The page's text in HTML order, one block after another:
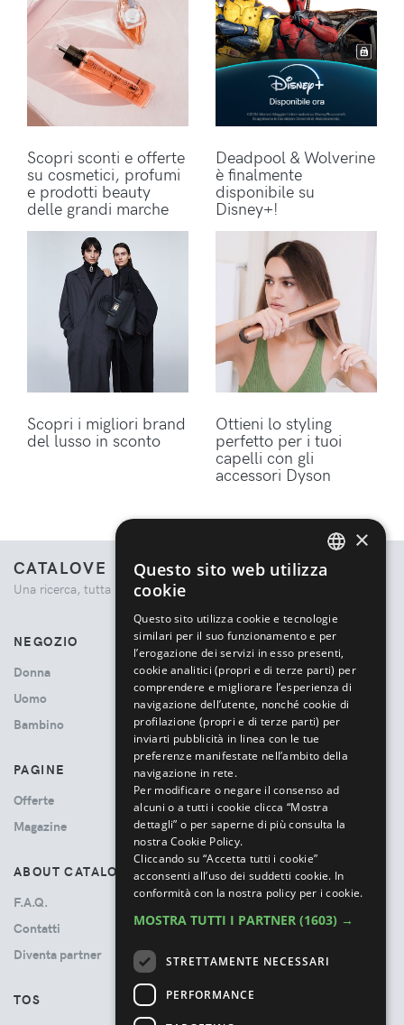
Scopri sconti e offerte
su cosmetici, profumi
e prodotti beauty
delle grandi marche
Deadpool & Wolverine
è finalmente
disponibile su
Disney+!
Scopri i migliori brand
del lusso in sconto
Ottieni lo styling
perfetto per i tuoi
capelli con gli
accessori Dyson
CATALOVE
Una ricerca, tutta la moda.
NEGOZIO
Donna
Uomo
Bambino
PAGINE
Offerte
Magazine
ABOUT CATALOVE
F.A.Q.
Contatti
Diventa partner
TOS
×
Questo sito web utilizza
cookie
Questo sito utilizza cookie e tecnologie
similari per il suo funzionamento e per
l’erogazione dei servizi in esso presenti,
cookie analitici (propri e di terze parti) per
comprendere e migliorare l’esperienza di
navigazione dell’utente, nonché cookie di
profilazione (propri e di terze parti) per
inviarti pubblicità in linea con le tue
preferenze manifestate nell’ambito della
navigazione in rete.
Per modificare o negare il consenso ad
alcuni o a tutti i cookie clicca “Mostra
dettagli” o per saperne di più consulta la
nostra Cookie Policy.
Cliccando su “Accetta tutti i cookie”
acconsenti all’uso dei suddetti cookie. In
conformità con la nostra policy per i cookie.
MOSTRA TUTTI I PARTNER (1603) →
STRETTAMENTE NECESSARI
PERFORMANCE